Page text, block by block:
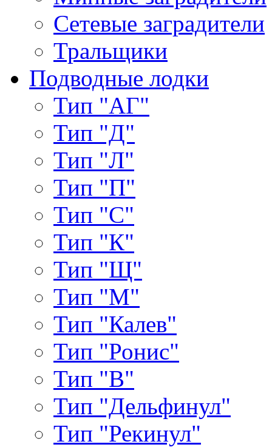
Сетевые заградители
Тральщики
Подводные лодки
Тип "АГ"
Тип "Д"
Тип "Л"
Тип "П"
Тип "С"
Тип "К"
Тип "Щ"
Тип "М"
Тип "Калев"
Тип "Ронис"
Тип "В"
Тип "Дельфинул"
Тип "Рекинул"